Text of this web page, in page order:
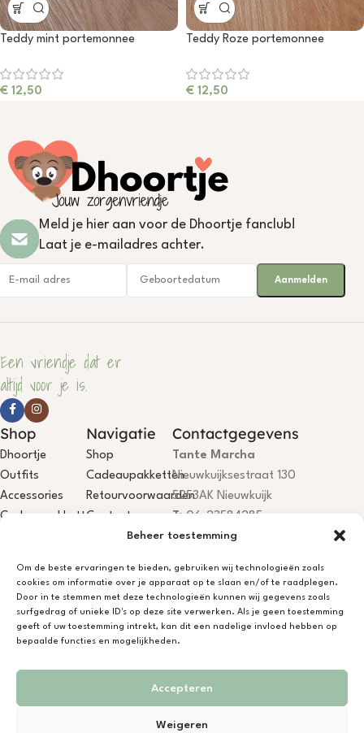
Beheer toestemming
Om de beste ervaringen te bieden, gebruiken wij technologieën zoals
cookies om informatie over je apparaat op te slaan en/of te raadplegen.
Door in te stemmen met deze technologieën kunnen wij gegevens zoals
surfgedrag of unieke ID's op deze site verwerken. Als je geen toestemming
geeft of uw toestemming intrekt, kan dit een nadelige invloed hebben op
bepaalde functies en mogelijkheden.
Accepteren
Weigeren
Teddy mint portemonnee
€ 12,50
Teddy Roze portemonnee
€ 12,50
Meld je hier aan voor de Dhoortje fanclub!
Laat je e-mailadres achter.
Een vriendje dat er
altijd voor je is.
Shop
Dhoortje
Outfits
Accessories
Cadeaupakketten
Navigatie
Shop
Cadeaupakketten
Retourvoorwaarden
Contact
Contactgegevens
Tante Marcha
Nieuwkuijksestraat 130
5253AK Nieuwkuijk
T: 06-23584285
E:info@dhoortje.nl
BTW:
NL001785467B84
IBAN:NL75KNAB0406694044
Dhoortje Atelier is open, je bent
welkom! Niet aanwezig? App/bel
Ontwerp & Ontwikkeling doorNovinem Mediain opdracht van
Janneke Heetkamp